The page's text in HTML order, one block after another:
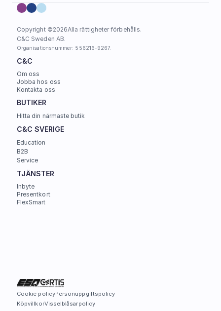
Copyright ©2026Alla rättigheter förbehålls.
C&C Sweden AB.
Organisationsnummer: 556216-9267.
C&C
Om oss
Jobba hos oss
Kontakta oss
BUTIKER
Hitta din närmaste butik
C&C SVERIGE
Education
B2B
Service
TJÄNSTER
Inbyte
Presentkort
FlexSmart
Cookie policyPersonuppgiftspolicy
Visselblåsarpolicy
Köpvillkor